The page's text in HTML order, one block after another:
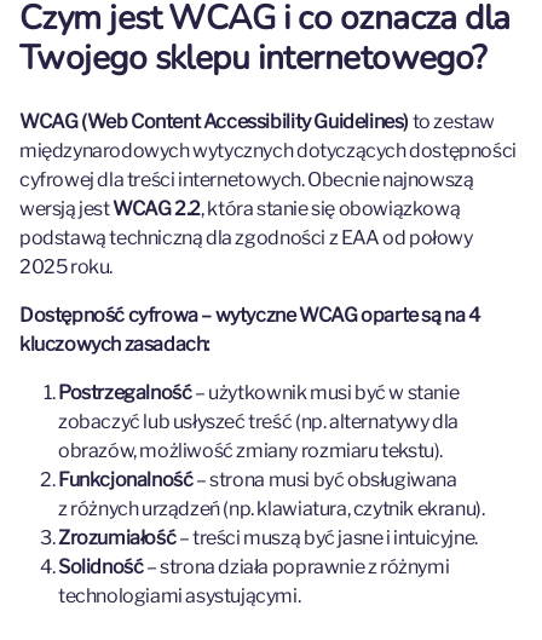
Czym jest WCAG i co oznacza dla
Twojego sklepu internetowego?
WCAG (Web Content Accessibility Guidelines)to zestaw
międzynarodowych wytycznych dotyczących dostępności
cyfrowej dla treści internetowych. Obecnie najnowszą
wersją jestWCAG 2.2, która stanie się obowiązkową
podstawą techniczną dla zgodności z EAA od połowy
2025 roku.
Dostępność cyfrowa – wytyczne WCAG oparte są na 4
kluczowych zasadach:
Postrzegalność– użytkownik musi być w stanie
zobaczyć lub usłyszeć treść (np. alternatywy dla
obrazów, możliwość zmiany rozmiaru tekstu).
Funkcjonalność– strona musi być obsługiwana
z różnych urządzeń (np. klawiatura, czytnik ekranu).
Zrozumiałość– treści muszą być jasne i intuicyjne.
Solidność– strona działa poprawnie z różnymi
technologiami asystującymi.